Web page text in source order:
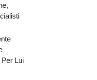
Per Lui